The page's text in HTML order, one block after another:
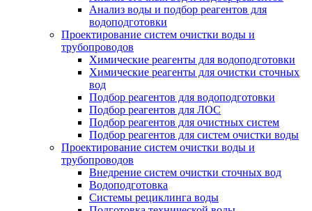
Анализ воды и подбор реагентов для
водоподготовки
Проектирование систем очистки воды и
трубопроводов
Химические реагенты для водоподготовки
Химические реагенты для очистки сточных
вод
Подбор реагентов для водоподготовки
Подбор реагентов для ЛОС
Подбор реагентов для очистных систем
Подбор реагентов для систем очистки воды
Проектирование систем очистки воды и
трубопроводов
Внедрение систем очистки сточных вод
Водоподготовка
Системы рециклинга воды